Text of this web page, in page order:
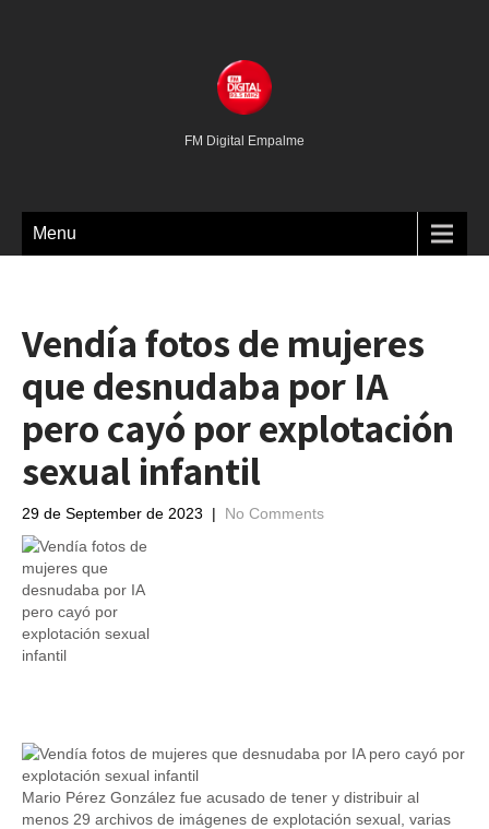
FM Digital Empalme
Menu
Vendía fotos de mujeres
que desnudaba por IA
pero cayó por explotación
sexual infantil
29 de September de 2023 | No Comments
Mario Pérez González fue acusado de tener y distribuir al
menos 29 archivos de imágenes de explotación sexual, varias